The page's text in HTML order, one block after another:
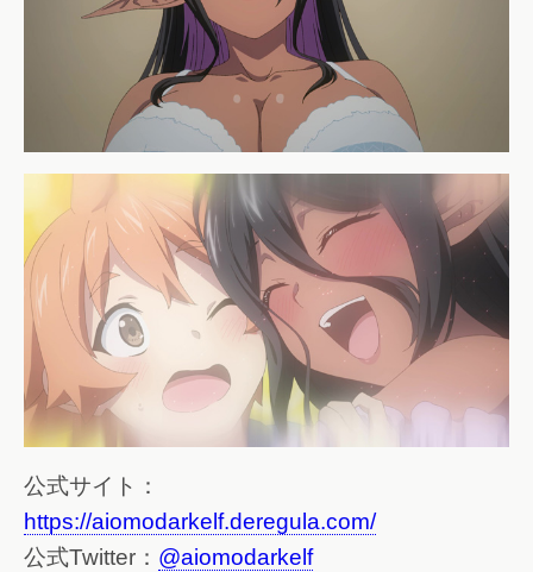
公式サイト：
https://aiomodarkelf.deregula.com/
公式Twitter： @aiomodarkelf